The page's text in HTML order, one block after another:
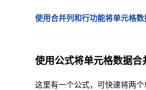
使用合并列和行功能将单元格
使用公式将单元格数据合
这里有一个公式，可快速将两